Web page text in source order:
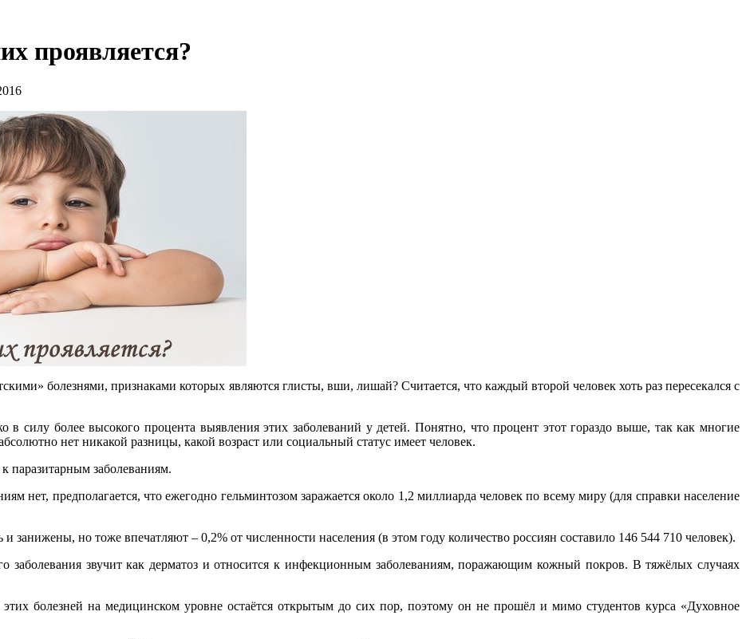
проявляется?
болезнями, признаками которых являются глисты, вши, лишай? Считается, что каждый второй человек хоть раз пересекался с
в силу более высокого процента выявления этих заболеваний у детей. Понятно, что процент этот гораздо выше, так как многие
нет никакой разницы, какой возраст или социальный статус имеет человек.
паразитарным заболеваниям.
нет, предполагается, что ежегодно гельминтозом заражается около 1,2 миллиарда человек по всему миру (для справки население
но тоже впечатляют – 0,2% от численности населения (в этом году количество россиян составило 146 544 710 человек).
заболевания звучит как дерматоз и относится к инфекционным заболеваниям, поражающим кожный покров. В тяжёлых случаях
болезней на медицинском уровне остаётся открытым до сих пор, поэтому он не прошёл и мимо студентов курса «Духовное